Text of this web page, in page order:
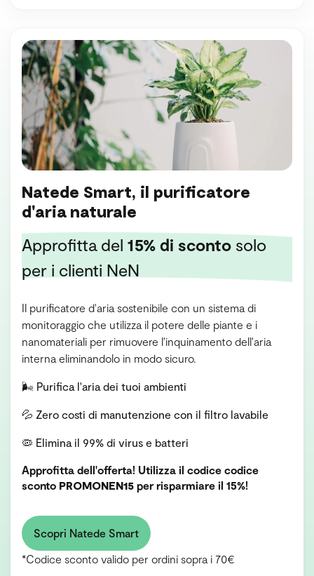
Natede Smart, il purificatore
d'aria naturale
Approfitta del 15% di sconto solo
per i clienti NeN
Il purificatore d'aria sostenibile con un sistema di
monitoraggio che utilizza il potere delle piante e i
nanomateriali per rimuovere l'inquinamento dell'aria
interna eliminandolo in modo sicuro.
🌬️ Purifica l'aria dei tuoi ambienti
💦 Zero costi di manutenzione con il filtro lavabile
🦠 Elimina il 99% di virus e batteri
Approfitta dell'offerta! Utilizza il codice codice
sconto PROMONEN15 per risparmiare il 15%!
Scopri Natede Smart
*Codice sconto valido per ordini sopra i 70€